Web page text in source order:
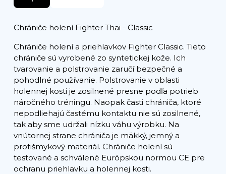
Chrániče holení Fighter Thai - Classic
Chrániče holení a priehlavkov Fighter Classic. Tieto
chrániče sú vyrobené zo syntetickej kože. Ich
tvarovanie a polstrovanie zaručí bezpečné a
pohodlné používanie. Polstrovanie v oblasti
holennej kosti je zosilnené presne podľa potrieb
náročného tréningu. Naopak časti chrániča, ktoré
nepodliehajú častému kontaktu nie sú zosilnené,
tak aby sme udržali nízku váhu výrobku. Na
vnútornej strane chrániča je mäkký, jemný a
protišmykový materiál. Chrániče holení sú
testované a schválené Európskou normou CE pre
ochranu priehlavku a holennej kosti.